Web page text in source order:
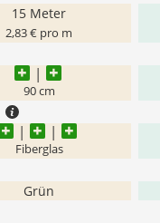
15 Meter
2,83 € pro m
90 cm
Fiberglas
Grün